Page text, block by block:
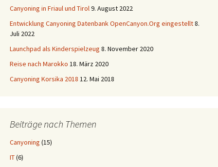
Canyoning in Friaul und Tirol9. August 2022
Entwicklung Canyoning Datenbank OpenCanyon.Org eingestellt8.
Juli 2022
Launchpad als Kinderspielzeug 8. November 2020
Reise nach Marokko 18. März 2020
Canyoning Korsika 2018 12. Mai 2018
Beiträge nach Themen
Canyoning (15)
IT(6)